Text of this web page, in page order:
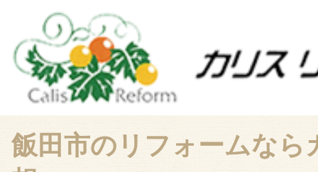
飯田市のリフォームな